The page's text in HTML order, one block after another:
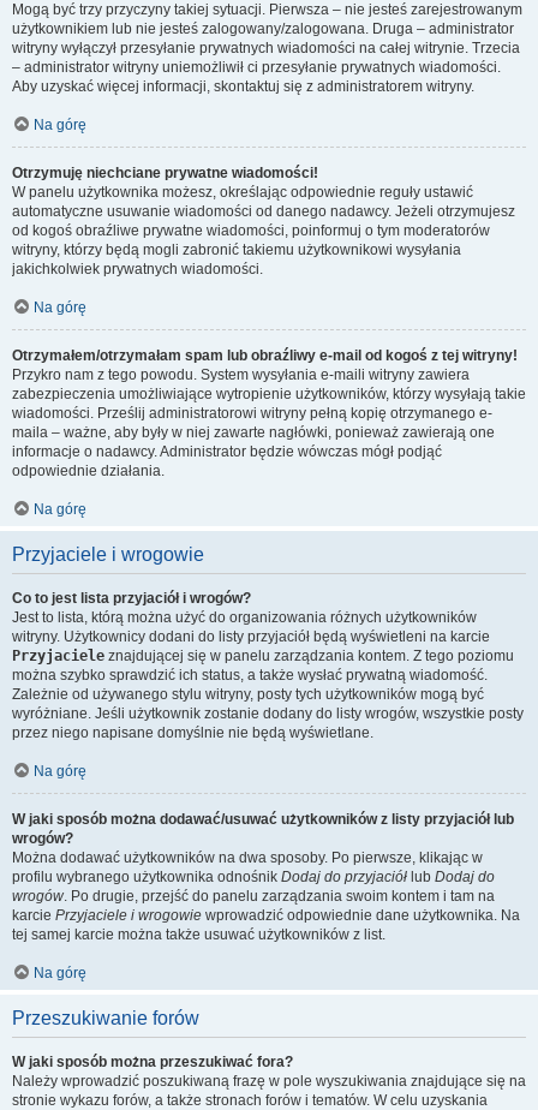
Mogą być trzy przyczyny takiej sytuacji. Pierwsza – nie jesteś zarejestrowanym
użytkownikiem lub nie jesteś zalogowany/zalogowana. Druga – administrator
witryny wyłączył przesyłanie prywatnych wiadomości na całej witrynie. Trzecia
– administrator witryny uniemożliwił ci przesyłanie prywatnych wiadomości.
Aby uzyskać więcej informacji, skontaktuj się z administratorem witryny.
Na górę
Otrzymuję niechciane prywatne wiadomości!
W panelu użytkownika możesz, określając odpowiednie reguły ustawić
automatyczne usuwanie wiadomości od danego nadawcy. Jeżeli otrzymujesz
od kogoś obraźliwe prywatne wiadomości, poinformuj o tym moderatorów
witryny, którzy będą mogli zabronić takiemu użytkownikowi wysyłania
jakichkolwiek prywatnych wiadomości.
Na górę
Otrzymałem/otrzymałam spam lub obraźliwy e-mail od kogoś z tej witryny!
Przykro nam z tego powodu. System wysyłania e-maili witryny zawiera
zabezpieczenia umożliwiające wytropienie użytkowników, którzy wysyłają takie
wiadomości. Prześlij administratorowi witryny pełną kopię otrzymanego e-
maila – ważne, aby były w niej zawarte nagłówki, ponieważ zawierają one
informacje o nadawcy. Administrator będzie wówczas mógł podjąć
odpowiednie działania.
Na górę
Przyjaciele i wrogowie
Co to jest lista przyjaciół i wrogów?
Jest to lista, którą można użyć do organizowania różnych użytkowników
witryny. Użytkownicy dodani do listy przyjaciół będą wyświetleni na karcie
Przyjaciele znajdującej się w panelu zarządzania kontem. Z tego poziomu
można szybko sprawdzić ich status, a także wysłać prywatną wiadomość.
Zależnie od używanego stylu witryny, posty tych użytkowników mogą być
wyróżniane. Jeśli użytkownik zostanie dodany do listy wrogów, wszystkie posty
przez niego napisane domyślnie nie będą wyświetlane.
Na górę
W jaki sposób można dodawać/usuwać użytkowników z listy przyjaciół lub
wrogów?
Można dodawać użytkowników na dwa sposoby. Po pierwsze, klikając w
profilu wybranego użytkownika odnośnik Dodaj do przyjaciół lub Dodaj do
wrogów. Po drugie, przejść do panelu zarządzania swoim kontem i tam na
karcie Przyjaciele i wrogowie wprowadzić odpowiednie dane użytkownika. Na
tej samej karcie można także usuwać użytkowników z list.
Na górę
Przeszukiwanie forów
W jaki sposób można przeszukiwać fora?
Należy wprowadzić poszukiwaną frazę w pole wyszukiwania znajdujące się na
stronie wykazu forów, a także stronach forów i tematów. W celu uzyskania